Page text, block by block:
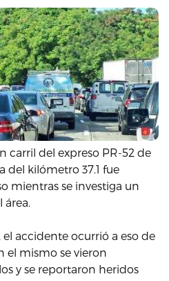
carril del expreso PR-52 de
del kilómetro 37.1 fue
mientras se investiga un
área.
accidente ocurrió a eso de
el mismo se vieron
y se reportaron heridos